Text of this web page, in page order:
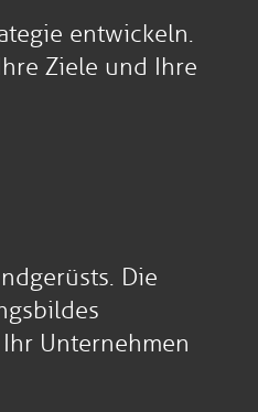
entwickeln.
Ziele und Ihre
Die
Unternehmen